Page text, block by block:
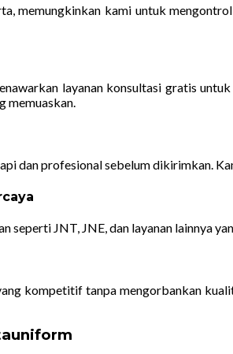
memungkinkan kami untuk
layanan konsultasi gratis
memuaskan.
dan profesional sebelum dikirimkan.
seperti JNT, JNE, dan layanan lainnya
kompetitif tanpa mengorbankan